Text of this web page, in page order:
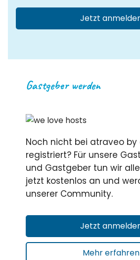
Jetzt
Gastgeber werden
Noch nicht bei atraveo
registriert? Für unsere
und Gastgeber tun wir
jetzt kostenlos an und
unserer Community.
Jetzt
Mehr erfahren